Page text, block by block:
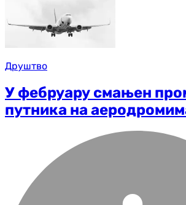
Друштво
У фебруару смањен
путника на